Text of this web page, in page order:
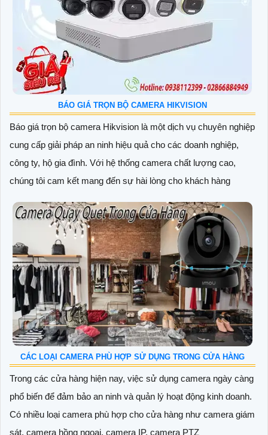
BÁO GIÁ TRỌN BỘ CAMERA HIKVISION
Báo giá trọn bộ camera Hikvision là một dịch vụ chuyên nghiệp
cung cấp giải pháp an ninh hiệu quả cho các doanh nghiệp,
công ty, hộ gia đình. Với hệ thống camera chất lượng cao,
chúng tôi cam kết mang đến sự hài lòng cho khách hàng
CÁC LOẠI CAMERA PHÙ HỢP SỬ DỤNG TRONG CỬA HÀNG
Trong các cửa hàng hiện nay, việc sử dụng camera ngày càng
phổ biến để đảm bảo an ninh và quản lý hoạt động kinh doanh.
Có nhiều loại camera phù hợp cho cửa hàng như camera giám
sát, camera hồng ngoại, camera IP, camera PTZ